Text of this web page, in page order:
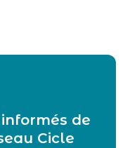
de
Cicle